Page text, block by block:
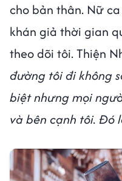
cho bản thân. Nữ
khán giả thời gian
theo dõi tôi. Thiện
đường tôi đi không
biệt nhưng mọi
và bên cạnh tôi. Đó